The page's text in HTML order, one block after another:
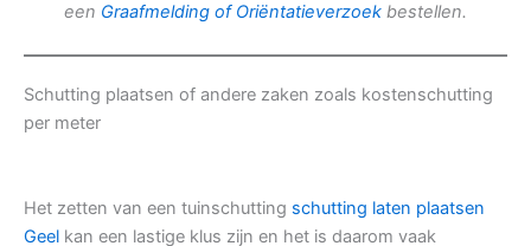
een Graafmelding of Oriëntatieverzoek bestellen.
Schutting plaatsen of andere zaken zoals kostenschutting
per meter
Het zetten van een tuinschutting schutting laten plaatsen
Geel kan een lastige klus zijn en het is daarom vaak